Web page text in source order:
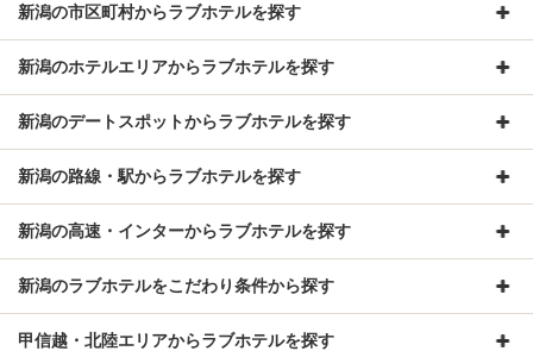
新潟の市区町村からラブホテルを探す
新潟のホテルエリアからラブホテルを探す
新潟のデートスポットからラブホテルを探す
新潟の路線・駅からラブホテルを探す
新潟の高速・インターからラブホテルを探す
新潟のラブホテルをこだわり条件から探す
甲信越・北陸エリアからラブホテルを探す